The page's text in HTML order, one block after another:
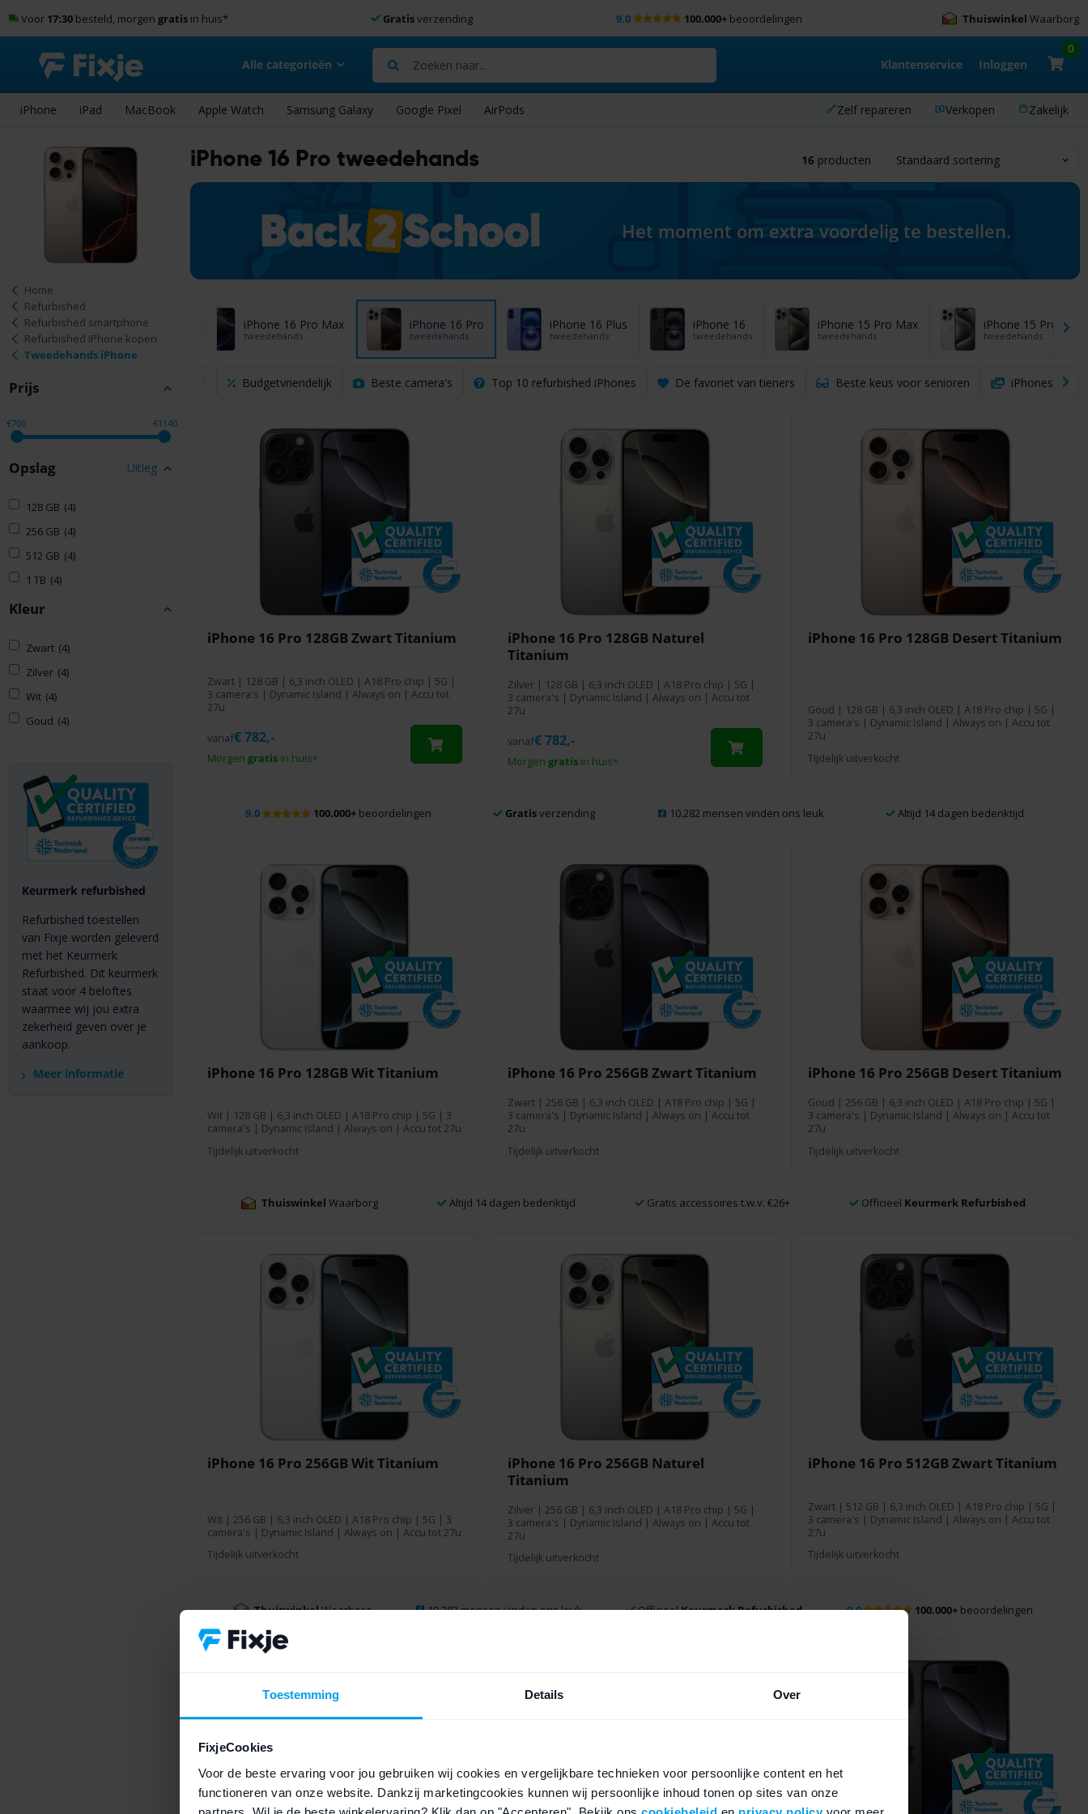
Toestemming Details Over
FixjeCookies
Voor de beste ervaring voor jou gebruiken wij cookies en vergelijkbare technieken voor persoonlijke content en het
functioneren van onze website. Dankzij marketingcookies kunnen wij persoonlijke inhoud tonen op sites van onze
Voor 17:30besteld, morgen gratisin huis* Gratisverzending 9.0 100.000+beoordelingen Thuiswinkel Waarborg
Alle categorieën
Zoeken
Klantenservice Inloggen
0
iPhone iPad MacBook Apple Watch Samsung Galaxy Google Pixel AirPods Zelf repareren Verkopen Zakelijk
iPhone 16 Pro tweedehands 16 producten
Het moment om extra voordelig te bestellen.
iPhone 16 Pro Max
tweedehands
iPhone 16 Pro
tweedehands
iPhone 16 Plus
tweedehands
iPhone 16
tweedehands
iPhone 15 Pro Max
tweedehands
iPhone 15 Pro
tweedehands
Budgetvriendelijk Beste camera's Top 10 refurbished iPhones De favoriet van tieners Beste keus voor senioren iPhones met
iPhone 16 Pro 128GB Zwart Titanium
Zwart| 128 GB | 6,3 inch OLED | A18 Pro chip | 5G |
3 camera's | Dynamic Island | Always on | Accu tot
27u
Morgen gratisin huis*
vanaf€782,-
iPhone 16 Pro 128GB Naturel
Titanium
Zilver| 128 GB | 6,3 inch OLED | A18 Pro chip | 5G |
3 camera's | Dynamic Island | Always on | Accu tot
27u
Morgen gratisin huis*
vanaf€782,-
iPhone 16 Pro 128GB Desert Titanium
Goud | 128 GB | 6,3 inch OLED | A18 Pro chip | 5G |
3 camera's | Dynamic Island | Always on | Accu tot
27u
Tijdelijk uitverkocht
9.0 100.000+beoordelingen Gratisverzending 10.282 mensen vinden ons leuk Altijd 14 dagen bedenktijd
iPhone 16 Pro 128GB Wit Titanium
Wit| 128 GB | 6,3 inch OLED | A18 Pro chip | 5G | 3
camera's | Dynamic Island | Always on | Accu tot 27u
Tijdelijk uitverkocht
iPhone 16 Pro 256GB Zwart Titanium
Zwart| 256 GB | 6,3 inch OLED | A18 Pro chip | 5G |
3 camera's | Dynamic Island | Always on | Accu tot
27u
Tijdelijk uitverkocht
iPhone 16 Pro 256GB Desert Titanium
Goud 256 GB | 6,3 inch OLED | A18 Pro chip | 5G |
3 camera's | Dynamic Island | Always on | Accu tot
27u
Tijdelijk uitverkocht
Thuiswinkel Waarborg Altijd 14 dagen bedenktijd Gratis accessoires t.w.v. €26+ Officieel Keurmerk Refurbished
iPhone 16 Pro 256GB Wit Titanium
Wit| 256 GB | 6,3 inch OLED | A18 Pro chip | 5G | 3
camera's | Dynamic Island | Always on | Accu tot 27u
Tijdelijk uitverkocht
iPhone 16 Pro 256GB Naturel
Titanium
Zilver| 256 GB | 6,3 inch OLED | A18 Pro chip | 5G |
3 camera's | Dynamic Island | Always on | Accu tot
27u
Tijdelijk uitverkocht
iPhone 16 Pro 512GB Zwart Titanium
Zwart| 512 GB | 6,3 inch OLED | A18 Pro chip | 5G |
3 camera's | Dynamic Island | Always on | Accu tot
27u
Tijdelijk uitverkocht
ThuiswinkelWaarborg 10.282 mensen vinden ons leuk OfficieelKeurmerk Refurbished 9.0 100.000+ beoordelingen
Home
Refurbished
Refurbished smartphone
Refurbished iPhone kopen
Tweedehands iPhone
Prijs
€700 €1140
Opslag Uitleg
128 GB (4)
256 GB (4)
512 GB (4)
1 TB (4)
Kleur
Zwart (4)
Zilver (4)
Wit (4)
Goud (4)
Keurmerk refurbished
Refurbished toestellen
van Fixje worden geleverd
met het Keurmerk
Refurbished. Dit keurmerk
staat voor 4 beloftes
waarmee wij jou extra
zekerheid geven over je
aankoop.
Meer informatie